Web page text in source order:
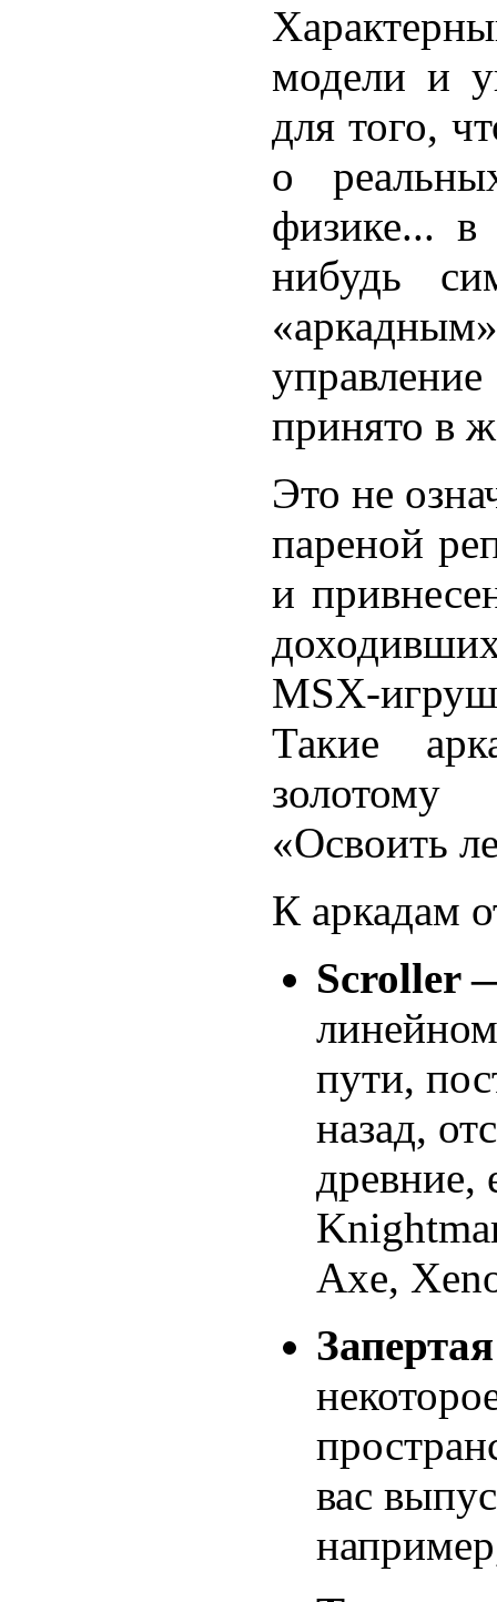
модели и
для того,
о
физике...
нибудь
принято в
Это не
пареной
и
MSX-
Такие
«Освоить
К аркадам
Scroller
пути,
назад,
Axe,
вас